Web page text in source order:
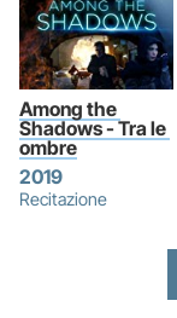
Among the
Shadows - Tra le
ombre
2019
Recitazione